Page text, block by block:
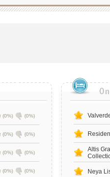
(0%) (0%)
(0%) (0%)
(0%) (0%)
(0%) (0%)
Altis
Neya